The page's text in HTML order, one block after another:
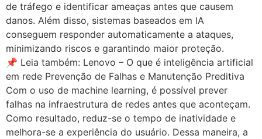
de tráfego e identificar ameaças antes que causem
danos. Além disso, sistemas baseados em IA
conseguem responder automaticamente a ataques,
minimizando riscos e garantindo maior proteção.
📌 Leia também: Lenovo – O que é inteligência artificial
em rede Prevenção de Falhas e Manutenção Preditiva
Com o uso de machine learning, é possível prever
falhas na infraestrutura de redes antes que aconteçam.
Como resultado, reduz-se o tempo de inatividade e
melhora-se a experiência do usuário. Dessa maneira, a